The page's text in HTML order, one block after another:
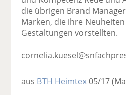
die übrigen Brand
Marken, die ihre Neuheiten
Gestaltungen vorstellten.
aus BTH Heimtex05/17